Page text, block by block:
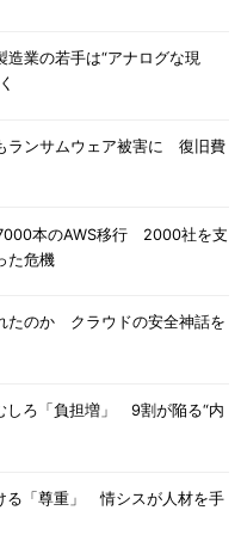
業の若手は“アナログな現
ランサムウェア被害に 復旧費
7000本のAWS移行 2000社を支
た危機
たのか クラウドの安全神話を
しろ「負担増」 9割が陥る“内
る「尊重」 情シスが人材を手